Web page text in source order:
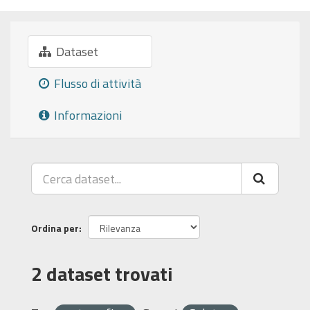
Dataset
Flusso di attività
Informazioni
Ordina per
2 dataset trovati